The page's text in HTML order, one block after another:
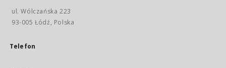
ul. Wólczańska 223
93-005 Łódź, Polska
Telefon